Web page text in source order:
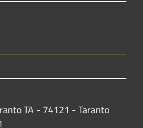
TA - 74121 - Taranto